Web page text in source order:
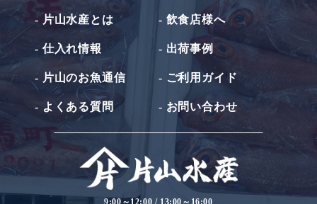
- 片山水産とは - 飲食店様へ
- 仕入れ情報 - 出荷事例
- 片山のお魚通信 - ご利用ガイド
- よくある質問 - お問い合わせ
9:00～12:00 / 13:00～16:00